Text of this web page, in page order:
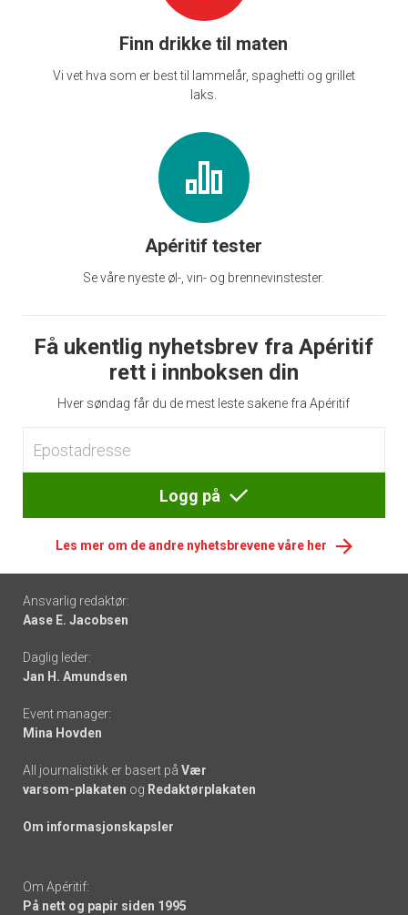
Finn drikke til maten
Vi vet hva som er best til lammelår, spaghetti og grillet
laks.
Apéritif tester
Se våre nyeste øl-, vin- og brennevinstester.
Få ukentlig nyhetsbrev fra Apéritif
rett i innboksen din
Hver søndag får du de mest leste sakene fra Apéritif
Logg på
Les mer om de andre nyhetsbrevene våre her
Footer
-
links
Ansvarlig redaktør:
Aase E. Jacobsen
Daglig leder:
Jan H. Amundsen
Event manager:
Mina Hovden
All journalistikk er basert på Vær
varsom-plakaten og Redaktørplakaten
Om informasjonskapsler
Om Apéritif:
På nett og papir siden 1995